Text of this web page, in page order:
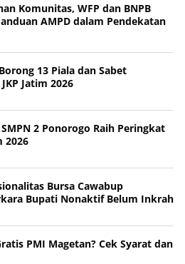
Komunitas, WFP dan BNPB
AMPD dalam Pendekatan
13 Piala dan Sabet
Jatim 2026
2 Ponorogo Raih Peringkat
2026
Bursa Cawabup
Bupati Nonaktif Belum Inkrah
PMI Magetan? Cek Syarat dan